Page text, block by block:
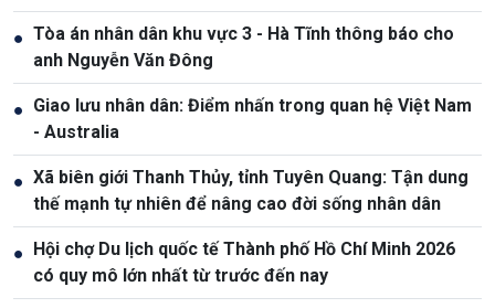
quốc gia
● Tòa án nhân dân khu vực 3 - Hà Tĩnh thông báo cho
anh Nguyễn Văn Đông
● Giao lưu nhân dân: Điểm nhấn trong quan hệ Việt Nam
- Australia
● Xã biên giới Thanh Thủy, tỉnh Tuyên Quang: Tận dung
thế mạnh tự nhiên để nâng cao đời sống nhân dân
● Hội chợ Du lịch quốc tế Thành phố Hồ Chí Minh 2026
có quy mô lớn nhất từ trước đến nay